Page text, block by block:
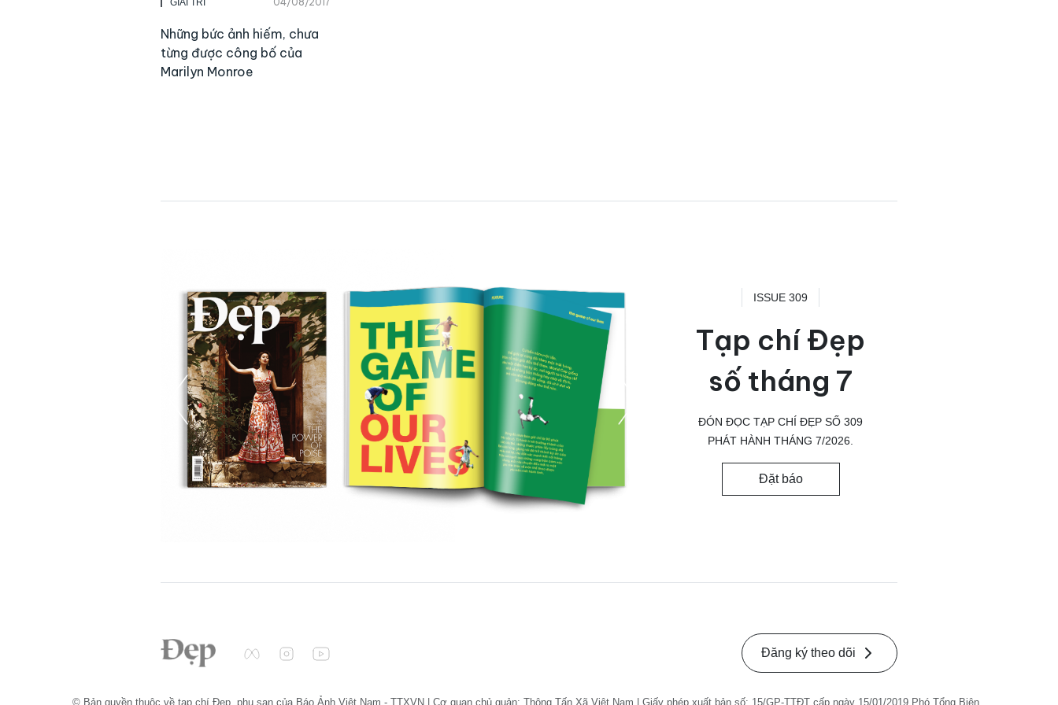
Những bức ảnh hiếm, chưa
từng được công bố của
Marilyn Monroe
ISSUE 309
Tạp chí Đẹp
số tháng 7
ĐÓN ĐỌC TẠP CHÍ ĐẸP SỐ 309
PHÁT HÀNH THÁNG 7/2026.
Đặt báo
Đăng ký theo dõi
© Bản quyền thuộc về tạp chí Đẹp, phụ san của Báo Ảnh Việt Nam - TTXVN | Cơ quan chủ quản: Thông Tấn Xã Việt Nam | Giấy phép xuất bản số: 15/GP-TTĐT cấp ngày 15/01/2019 Phó Tổng Biên